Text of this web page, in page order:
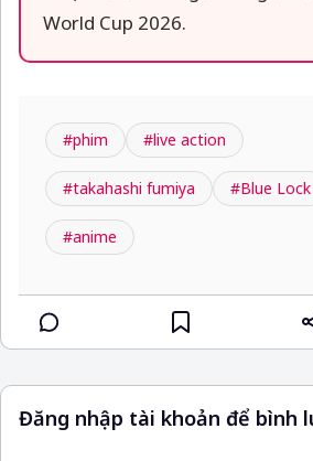
World Cup 2026.
#phim #live action
#takahashi fumiya #Blue Lock
#anime
Đăng nhập tài khoản để bình